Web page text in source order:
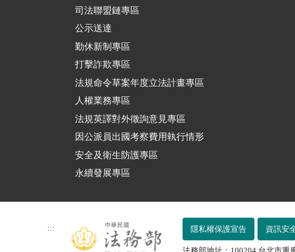
司法聯盟鏈專區
公示送達
勤休新制專區
打擊詐欺專區
法規命令草案年度立法計畫專區
人權業務專區
法規英譯對外徵詢意見專區
因公派員出國考察費用執行情形
安全及衛生防護專區
永續發展專區
::: 隱私權保護宣告 資訊安